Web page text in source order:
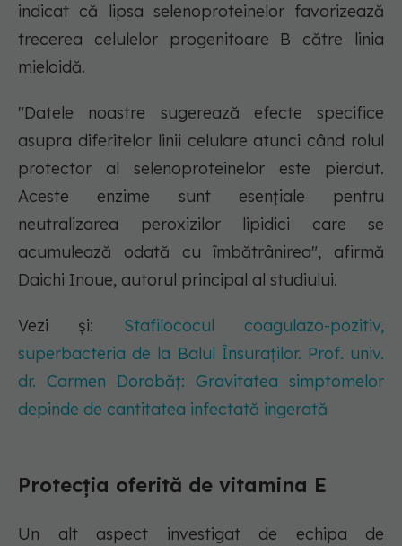
indicat că lipsa selenoproteinelor favorizează
trecerea celulelor progenitoare B către linia
mieloidă.
"Datele noastre sugerează efecte specifice
asupra diferitelor linii celulare atunci când rolul
protector al selenoproteinelor este pierdut.
Aceste enzime sunt esențiale pentru
neutralizarea peroxizilor lipidici care se
acumulează odată cu îmbătrânirea", afirmă
Daichi Inoue, autorul principal al studiului.
Vezi și: Stafilococul coagulazo-pozitiv,
superbacteria de la Balul Însuraților. Prof. univ.
dr. Carmen Dorobăț: Gravitatea simptomelor
depinde de cantitatea infectată ingerată
Protecția oferită de vitamina E
Un alt aspect investigat de echipa de